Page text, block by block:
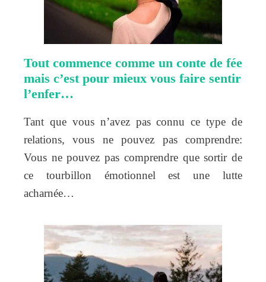
Tout commence comme un conte de fée
mais c’est pour mieux vous faire sentir
l’enfer…
Tant que vous n’avez pas connu ce type de
relations, vous ne pouvez pas comprendre:
Vous ne pouvez pas comprendre que sortir de
ce tourbillon émotionnel est une lutte
acharnée…